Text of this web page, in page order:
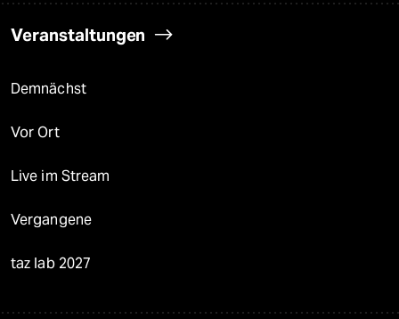
Veranstaltungen
Demnächst
Vor Ort
Live im Stream
Vergangene
taz lab 2027